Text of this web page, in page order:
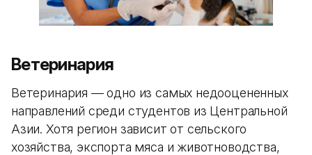
Ветеринария
Ветеринария — одно из самых недооцененных
направлений среди студентов из Центральной
Азии. Хотя регион зависит от сельского
хозяйства, экспорта мяса и животноводства,